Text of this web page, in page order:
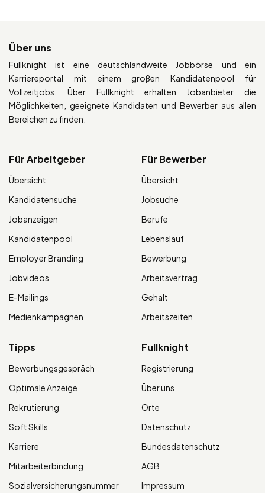
Über uns
Fullknight ist eine deutschlandweite Jobbörse und ein
Karriereportal mit einem großen Kandidatenpool für
Vollzeitjobs. Über Fullknight erhalten Jobanbieter die
Möglichkeiten, geeignete Kandidaten und Bewerber aus allen
Bereichen zu finden.
Für Arbeitgeber
Übersicht
Kandidatensuche
Jobanzeigen
Kandidatenpool
Employer Branding
Jobvideos
E-Mailings
Medienkampagnen
Für Bewerber
Übersicht
Jobsuche
Berufe
Lebenslauf
Bewerbung
Arbeitsvertrag
Gehalt
Arbeitszeiten
Tipps
Bewerbungsgespräch
Optimale Anzeige
Rekrutierung
Soft Skills
Karriere
Mitarbeiterbindung
Sozialversicherungsnummer
Fullknight
Registrierung
Über uns
Orte
Datenschutz
Bundesdatenschutz
AGB
Impressum